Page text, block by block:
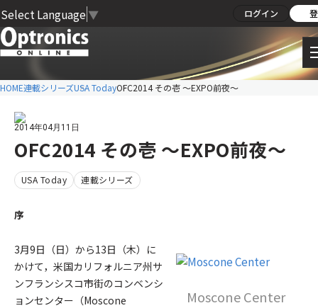
Select Language ▼ ログイン
HOME連載シリーズUSA TodayOFC2014 その壱 ～EXPO前夜～
2014年04月11日
OFC2014 その壱 ～EXPO前夜～
USA Today 連載シリーズ
序
Moscone Center
3月9日（日）から13日（木）に
かけて，米国カリフォルニア州サ
ンフランシスコ市街のコンベンシ
ョンセンター（Moscone